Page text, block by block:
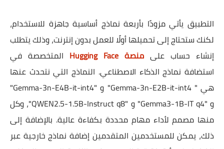
التطبيق يأتي مزودًا بأربعة نماذج أساسية جاهزة للاستخدام،
لكنك ستحتاج إلى تحميلها أولًا للعمل بدون إنترنت، وذلك يتطلب
إنشاء حساب على منصة Hugging Face
المتخصصة في
استضافة نماذج الذكاء الاصطناعي. النماذج التي نتحدث عنها
هي " Gemma-3n-E2B-it-int4" و "Gemma-3n-E4B-it-int4"
و "Gemma3-1B-IT q4" و "QWEN2.5-1.5B-Instruct q8"، وكل
منها مصمم لأداء مهام محددة بكفاءة عالية. بالإضافة إلى
ذلك، يمكن للمستخدمين المتقدمين إضافة نماذج خارجية عبر